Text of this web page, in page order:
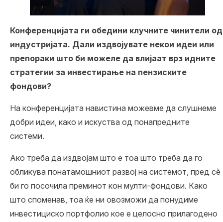
Конференцијата ги обедини клучните чинители од
индустријата. Дали издвојувате некои идеи или
препораки што би можеле да влијаат врз идните
стратегии за инвестирање на пензиските
фондови?
На конференцијата навистина можевме да слушнеме
добри идеи, како и искуства од понапредните
системи.
Ако треба да издвојам што е тоа што треба да го
обликува понатамошниот развој на системот, пред сè
би го посочила преминот кон мулти-фондови. Како
што споменав, тоа ќе ни овозможи да понудиме
инвестициско портфолио кое е целосно прилагодено